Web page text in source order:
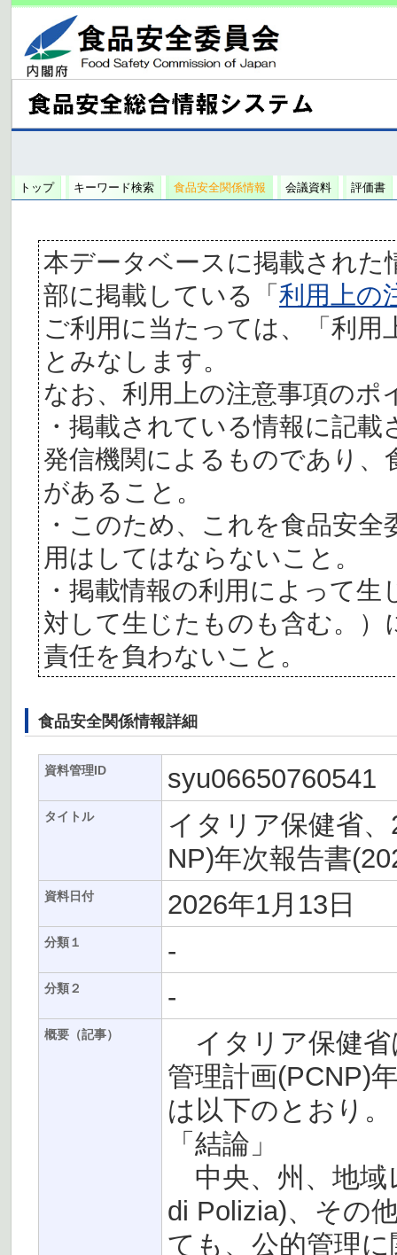
トップ キーワード検索 食品安全関係情報 会議資料 評価書
本データベースに掲載された
部に掲載している「利用上の
ご利用に当たっては、「利
とみなします。
なお、利用上の注意事項の
・掲載されている情報に記
発信機関によるものであり、
があること。
・このため、これを食品安
用はしてはならないこと。
・掲載情報の利用によって
対して生じたものも含む。
責任を負わないこと。
食品安全関係情報詳細
資料管理ID syu06650760541
タイトル
イタリア保健省
NP)年次報告書
資料日付 2026年1月13日
分類１ -
分類２ -
概要（記事）
イタリア保健省
管理計画(PCNP)
は以下のとおり。
「結論」
中央、州、地域
di Polizia)、その
ても、公的管理